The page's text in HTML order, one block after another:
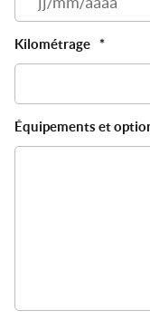
Kilométrage *
Équipements et